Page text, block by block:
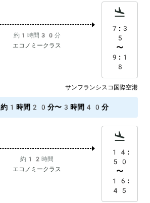
約1時間30分
エコノミークラス
7:3
5
〜
9:1
8
サンフランシスコ国際空港
約1時間20分〜3時間40分
約12時間
エコノミークラス
14:
50
〜
16:
45